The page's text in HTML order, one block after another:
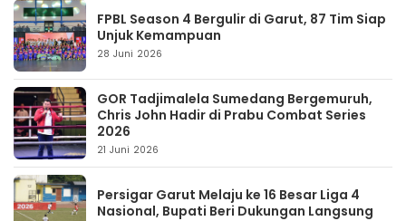
FPBL Season 4 Bergulir di Garut, 87 Tim Siap
Unjuk Kemampuan
28 Juni 2026
GOR Tadjimalela Sumedang Bergemuruh,
Chris John Hadir di Prabu Combat Series
2026
21 Juni 2026
Persigar Garut Melaju ke 16 Besar Liga 4
Nasional, Bupati Beri Dukungan Langsung